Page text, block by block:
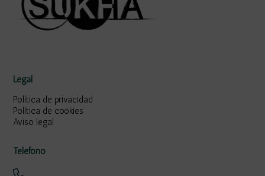
Legal
Política de privacidad
Política de cookies
Aviso legal
Teléfono